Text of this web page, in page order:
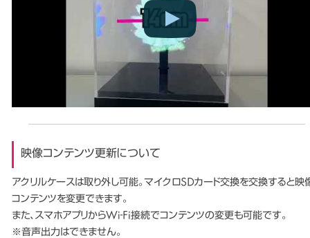
映像コンテンツ更新について
アクリルケースは取り外し可能。マイクロSDカード交換を交換すると映
コンテンツを変更できます。
また、スマホアプリからWi-Fi接続でコンテンツの変更も可能です。
※音声出力はできません。